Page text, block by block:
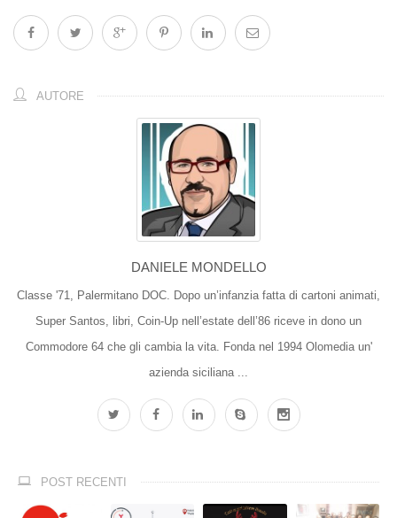
AUTORE
DANIELE MONDELLO
Classe '71, Palermitano DOC. Dopo un’infanzia fatta di cartoni animati,
Super Santos, libri, Coin-Up nell’estate dell’86 riceve in dono un
Commodore 64 che gli cambia la vita. Fonda nel 1994 Olomedia un'
azienda siciliana ...
POST RECENTI